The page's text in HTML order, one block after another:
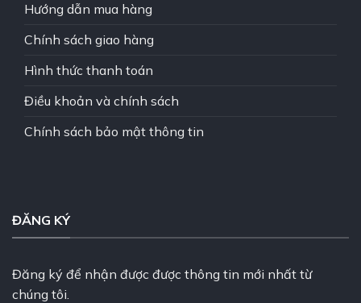
Hướng dẫn mua hàng
Chính sách giao hàng
Hình thức thanh toán
Điều khoản và chính sách
Chính sách bảo mật thông tin
ĐĂNG KÝ
Đăng ký để nhận được được thông tin mới nhất từ
chúng tôi.